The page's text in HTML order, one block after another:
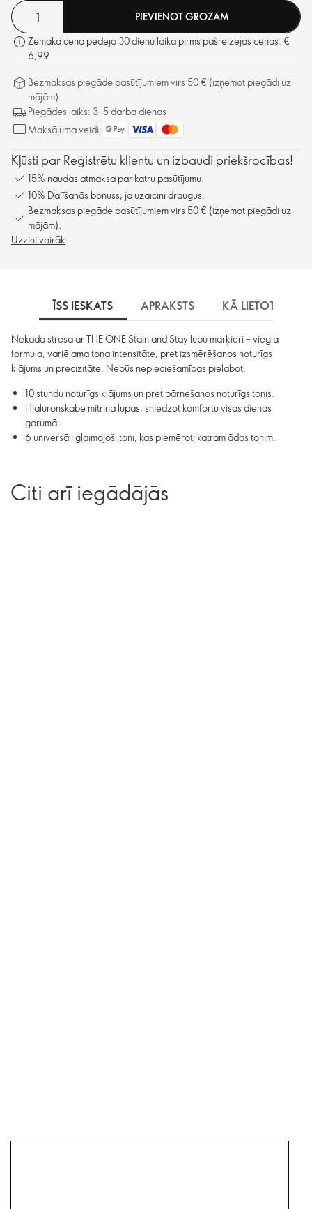
PIEVIENOT GROZAM
Zemākā cena pēdējo 30 dienu laikā pirms pašreizējās cenas: €
6,99
Bezmaksas piegāde pasūtījumiem virs 50 € (izņemot piegādi uz
mājām)
Piegādes laiks: 3–5 darba dienas
Maksājuma veidi:
Kļūsti par Reģistrētu klientu un izbaudi priekšrocības!
15% naudas atmaksa par katru pasūtījumu.
10% Dalīšanās bonuss, ja uzaicini draugus.
Bezmaksas piegāde pasūtījumiem virs 50 € (izņemot piegādi uz
mājām).
Uzzini vairāk
ĪSS IESKATS APRAKSTS KĀ LIETOT
Nekāda stresa ar THE ONE Stain and Stay lūpu marķieri – viegla
formula, variējama toņa intensitāte, pret izsmērēšanos noturīgs
klājums un precizitāte. Nebūs nepieciešamības pielabot.
10 stundu noturīgs klājums un pret pārnešanos noturīgs tonis.
Hialuronskābe mitrina lūpas, sniedzot komfortu visas dienas
garumā.
6 universāli glaimojoši toņi, kas piemēroti katram ādas tonim.
Citi arī iegādājās